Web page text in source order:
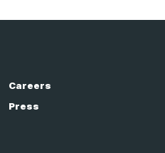
Careers
Press